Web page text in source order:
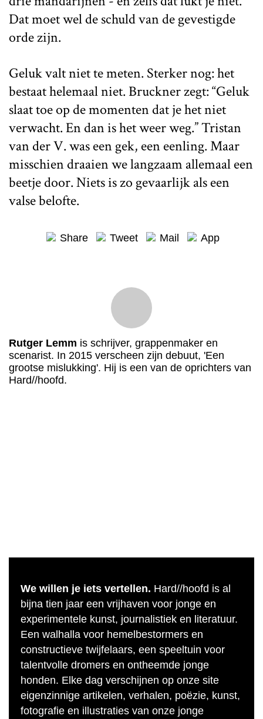
Dat moet wel de schuld van de gevestigde
orde zijn.
Geluk valt niet te meten. Sterker nog: het
bestaat helemaal niet. Bruckner zegt: “Geluk
slaat toe op de momenten dat je het niet
verwacht. En dan is het weer weg.” Tristan
van der V. was een gek, een eenling. Maar
misschien draaien we langzaam allemaal een
beetje door. Niets is zo gevaarlijk als een
valse belofte.
Share Tweet Mail App
Rutger Lemm is schrijver, grappenmaker en
scenarist. In 2015 verscheen zijn debuut, 'Een
grootse mislukking'. Hij is een van de oprichters van
Hard//hoofd.
We willen je iets vertellen. Hard//hoofd is al
bijna tien jaar een vrijhaven voor jonge en
experimentele kunst, journalistiek en literatuur.
Een walhalla voor hemelbestormers en
constructieve twijfelaars, een speeltuin voor
talentvolle dromers en ontheemde jonge
honden. Elke dag verschijnen op onze site
eigenzinnige artikelen, verhalen, poëzie, kunst,
fotografie en illustraties van onze jonge